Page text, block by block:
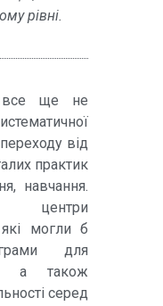
рівні.
все ще не
від
практик
навчання.
центри
які могли б
для
а також
серед